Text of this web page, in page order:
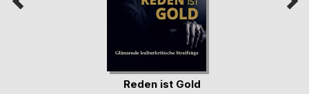
Reden ist Gold